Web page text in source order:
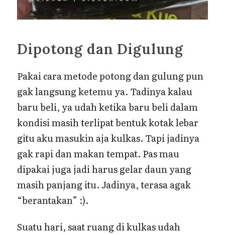
Dipotong dan Digulung
Pakai cara metode potong dan gulung pun
gak langsung ketemu ya. Tadinya kalau
baru beli, ya udah ketika baru beli dalam
kondisi masih terlipat bentuk kotak lebar
gitu aku masukin aja kulkas. Tapi jadinya
gak rapi dan makan tempat. Pas mau
dipakai juga jadi harus gelar daun yang
masih panjang itu. Jadinya, terasa agak
“berantakan” :).
Suatu hari, saat ruang di kulkas udah